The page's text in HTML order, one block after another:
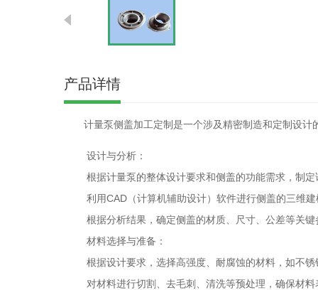
产品详情
计量泵侧盖加工定制是一个涉及精密制造和定制设计
设计与分析 ：
根据计量泵的整体设计要求和侧盖的功能需求，制
利用CAD（计算机辅助设计）软件进行侧盖的三维
根据分析结果，确定侧盖的材质、尺寸、公差等关键
材料选择与准备 ：
根据设计要求，选择高强度、耐腐蚀的材料，如不
对材料进行切割、去毛刺、清洗等预处理，确保材